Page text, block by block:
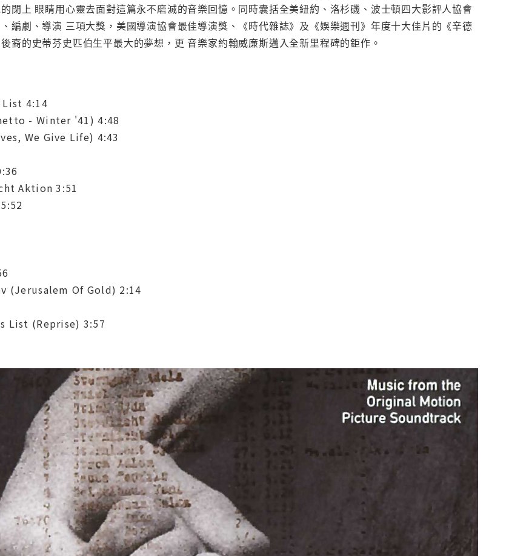
閉上 眼睛用心靈去面對這篇永不磨滅的音樂回憶。同時囊括全美紐約、洛杉磯、波士頓四大影評人協會
編劇、導演 三項大獎，美國導演協會最佳導演獎、《時代雜誌》及《娛樂週刊》年度十大佳片的《辛德
裔的史蒂芬史匹伯生平最大的夢想，更 音樂家約翰威廉斯邁入全新里程碑的鉅作。
4:14
- Winter '41) 4:48
We Give Life) 4:43
Aktion 3:51
(Jerusalem Of Gold) 2:14
List (Reprise) 3:57